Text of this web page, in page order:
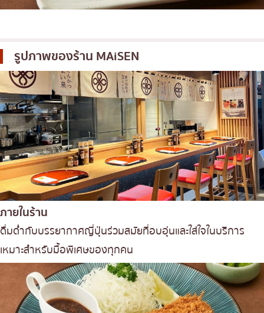
รูปภาพของร้าน MAiSEN
ภายในร้าน
ดื่มด่ำกับบรรยากาศญี่ปุ่นร่วมสมัยที่อบอุ่นและใส่ใจในบริการ
เหมาะสำหรับมื้อพิเศษของทุกคน